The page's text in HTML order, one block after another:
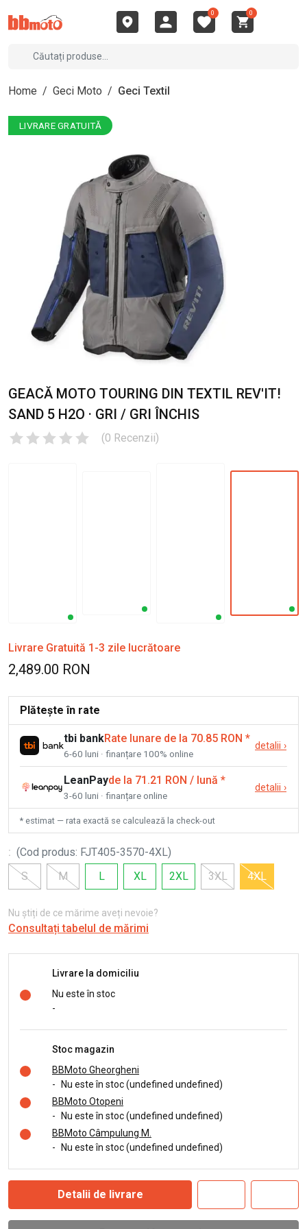
0 0
Home / Geci Moto / Geci Textil
LIVRARE GRATUITĂ
GEACĂ MOTO TOURING DIN TEXTIL REV'IT!
SAND 5 H2O · GRI / GRI ÎNCHIS
(0 Recenzii)
Livrare Gratuită 1-3 zile lucrătoare
2,489.00 RON
Plătește în rate
tbi bankRate lunare de la 70.85 RON *
6-60 luni · finanțare 100% online
detalii ›
LeanPayde la 71.21 RON / lună *
3-60 luni · finanțare online
detalii ›
* estimat — rata exactă se calculează la check-out
: (Cod produs: FJT405-3570-4XL)
S
M L XL 2XL 3XL 4XL
Nu știți de ce mărime aveți nevoie?
Consultați tabelul de mărimi
Livrare la domiciliu
Nu este în stoc
-
Stoc magazin
BBMoto Gheorgheni
-
Nu este în stoc (undefined undefined)
BBMoto Otopeni
-
Nu este în stoc (undefined undefined)
BBMoto Câmpulung M.
-
Nu este în stoc (undefined undefined)
Detalii de livrare